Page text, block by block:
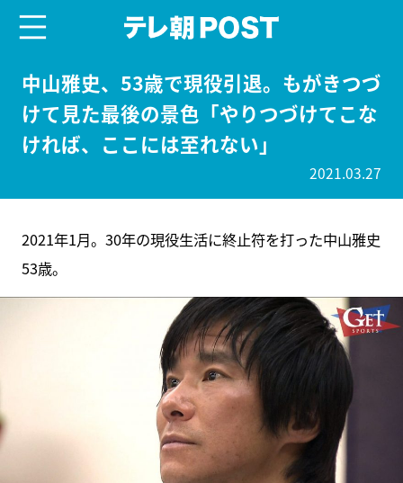
中山雅史、53歳で現役引退。もがきつづ
けて見た最後の景色「やりつづけてこな
ければ、ここには至れない」
2021.03.27
2021年1月。30年の現役生活に終止符を打った中山雅史
53歳。